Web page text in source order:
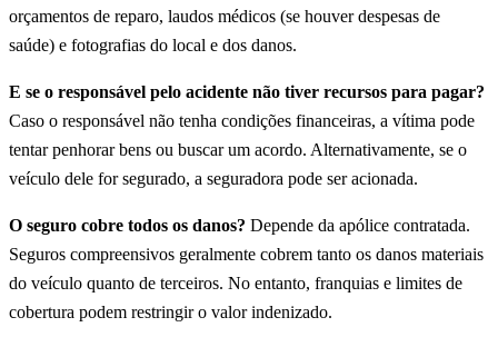
orçamentos de reparo, laudos médicos (se houver despesas de
saúde) e fotografias do local e dos danos.
E se o responsável pelo acidente não tiver recursos para pagar?
Caso o responsável não tenha condições financeiras, a vítima pode
tentar penhorar bens ou buscar um acordo. Alternativamente, se o
veículo dele for segurado, a seguradora pode ser acionada.
O seguro cobre todos os danos? Depende da apólice contratada.
Seguros compreensivos geralmente cobrem tanto os danos materiais
do veículo quanto de terceiros. No entanto, franquias e limites de
cobertura podem restringir o valor indenizado.